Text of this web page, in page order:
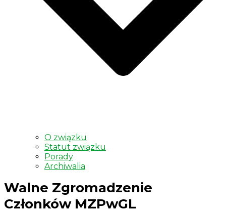
O związku
Statut związku
Porady
Archiwalia
Walne Zgromadzenie
Członków MZPwGL